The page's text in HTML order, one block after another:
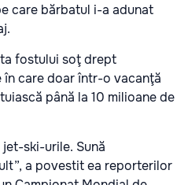
care bărbatul i-a adunat
fostului soţ drept
care doar într-o vacanţă
până la 10 milioane de
ski-urile. Sună
a povestit ea reporterilor